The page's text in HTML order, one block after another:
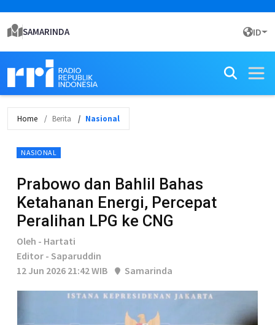
SAMARINDA ID
Home Berita Nasional
NASIONAL
Prabowo dan Bahlil Bahas
Ketahanan Energi, Percepat
Peralihan LPG ke CNG
Oleh - Hartati
Editor - Saparuddin
12 Jun 2026 21:42 WIB
Samarinda